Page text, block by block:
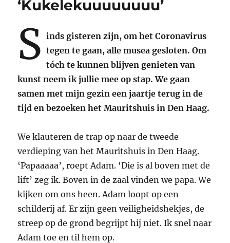
‘Kukelekuuuuuuuu’
S inds gisteren zijn, om het Coronavirus
tegen te gaan, alle musea gesloten. Om
tóch te kunnen blijven genieten van
kunst neem ik jullie mee op stap. We gaan
samen met mijn gezin een jaartje terug in de
tijd en bezoeken het Mauritshuis in Den Haag.
We klauteren de trap op naar de tweede
verdieping van het Mauritshuis in Den Haag.
‘Papaaaaa’, roept Adam. ‘Die is al boven met de
lift’ zeg ik. Boven in de zaal vinden we papa. We
kijken om ons heen. Adam loopt op een
schilderij af. Er zijn geen veiligheidshekjes, de
streep op de grond begrijpt hij niet. Ik snel naar
Adam toe en til hem op.